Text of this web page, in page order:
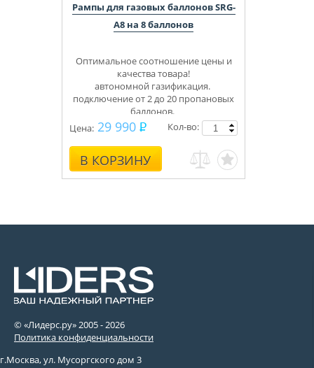
Рампы для газовых баллонов SRG-
A8 на 8 баллонов
Оптимальное соотношение цены и
качества товара!
автономной газификация.
подключение от 2 до 20 пропановых
баллонов.
Укомплектуем под ключ.
Консультации, монтаж.
Цена: 29 990
В КОРЗИНУ
Кол-во:
© «Лидерс.ру» 2005 -2026
Политика конфиденциальности
г.Москва, ул. Мусоргского дом 3